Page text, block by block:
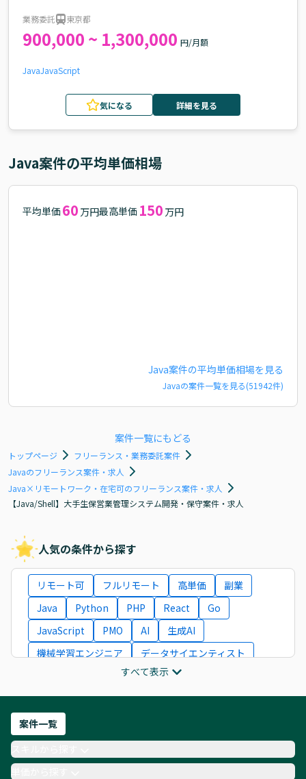
業務委託 東京都
900,000 ~ 1,300,000 円/月額
JavaJavaScript
気になる 詳細を見る
Java案件の平均単価相場
平均単価 60 万円最高単価 150 万円
Java案件の平均単価相場を見る
Javaの案件一覧を見る(51942件)
案件一覧にもどる
トップページ
フリーランス・業務委託案件
Javaのフリーランス案件・求人
Java×リモートワーク・在宅可のフリーランス案件・求人
【Java/Shell】大手生保営業管理システム開発・保守案件・求人
人気の条件から探す
リモート可 フルリモート 高単価
副業
Java
Python PHP React
Go
JavaScript
PMO AI
生成AI
機械学習エンジニア
データサイエンティスト
ITコンサルタント
フロントエンドエンジニア
ネットワークエンジニア
AIエンジニア
Webデザイナー
月収100万円 業務委託
COBOL
Ruby
すべて表示
案件一覧
単価から探す